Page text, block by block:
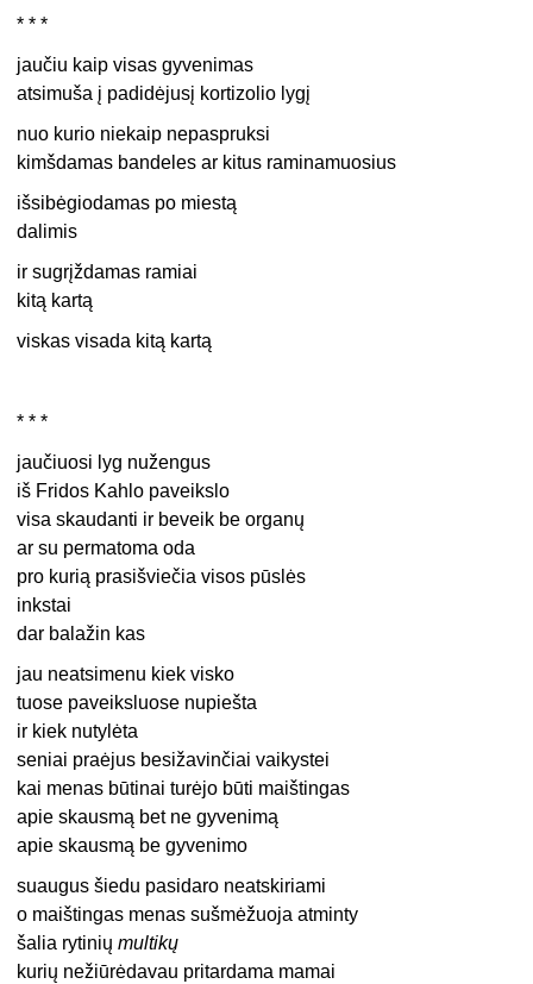
* * *
jaučiu kaip visas gyvenimas
atsimuša į padidėjusį kortizolio lygį
nuo kurio niekaip nepaspruksi
kimšdamas bandeles ar kitus raminamuosius
išsibėgiodamas po miestą
dalimis
ir sugrįždamas ramiai
kitą kartą
viskas visada kitą kartą
* * *
jaučiuosi lyg nužengus
iš Fridos Kahlo paveikslo
visa skaudanti ir beveik be organų
ar su permatoma oda
pro kurią prasišviečia visos pūslės
inkstai
dar balažin kas
jau neatsimenu kiek visko
tuose paveiksluose nupiešta
ir kiek nutylėta
seniai praėjus besižavinčiai vaikystei
kai menas būtinai turėjo būti maištingas
apie skausmą bet ne gyvenimą
apie skausmą be gyvenimo
suaugus šiedu pasidaro neatskiriami
o maištingas menas sušmėžuoja atminty
šalia rytiniųmultikų
kurių nežiūrėdavau pritardama mamai